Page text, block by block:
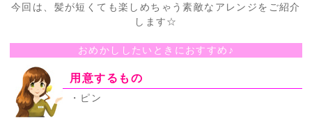
今回は、髪が短くても楽しめちゃう素敵なアレンジをご紹介
します☆
おめかししたいときにおすすめ♪
用意するもの
・ピン